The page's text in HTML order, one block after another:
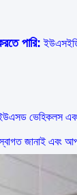
পারি: ইউএসইডি
ভেহিকলস
জানাই এবং